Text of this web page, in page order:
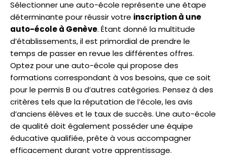
Sélectionner une auto-école représente une étape
déterminante pour réussir votre inscription à une
auto-école à Genève. Étant donné la multitude
d’établissements, il est primordial de prendre le
temps de passer en revue les différentes offres.
Optez pour une auto-école qui propose des
formations correspondant à vos besoins, que ce soit
pour le permis B ou d’autres catégories. Pensez à des
critères tels que la réputation de l’école, les avis
d’anciens élèves et le taux de succès. Une auto-école
de qualité doit également posséder une équipe
éducative qualifiée, prête à vous accompagner
efficacement durant votre apprentissage.